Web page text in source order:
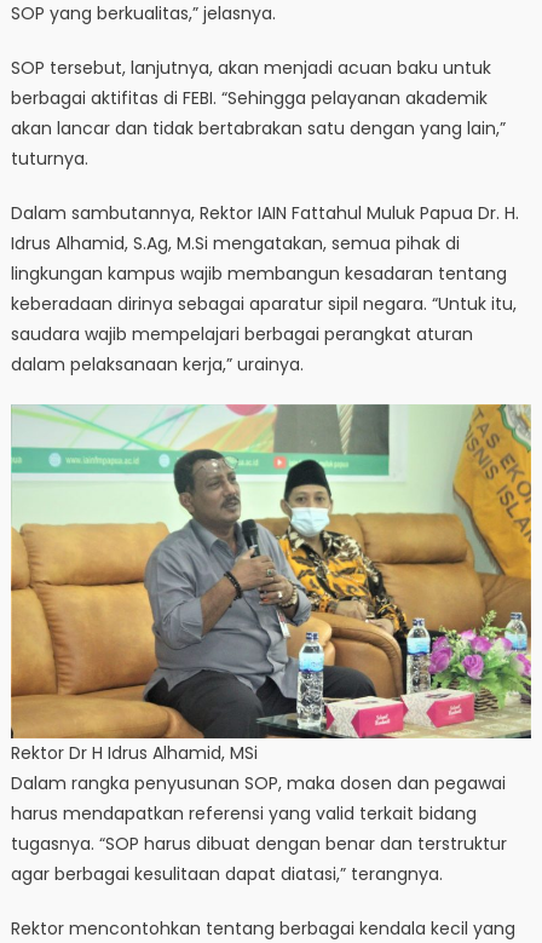
SOP yang berkualitas,” jelasnya.
SOP tersebut, lanjutnya, akan menjadi acuan baku untuk
berbagai aktifitas di FEBI. “Sehingga pelayanan akademik
akan lancar dan tidak bertabrakan satu dengan yang lain,”
tuturnya.
Dalam sambutannya, Rektor IAIN Fattahul Muluk Papua Dr. H.
Idrus Alhamid, S.Ag, M.Si mengatakan, semua pihak di
lingkungan kampus wajib membangun kesadaran tentang
keberadaan dirinya sebagai aparatur sipil negara. “Untuk itu,
saudara wajib mempelajari berbagai perangkat aturan
dalam pelaksanaan kerja,” urainya.
Rektor Dr H Idrus Alhamid, MSi
Dalam rangka penyusunan SOP, maka dosen dan pegawai
harus mendapatkan referensi yang valid terkait bidang
tugasnya. “SOP harus dibuat dengan benar dan terstruktur
agar berbagai kesulitaan dapat diatasi,” terangnya.
Rektor mencontohkan tentang berbagai kendala kecil yang